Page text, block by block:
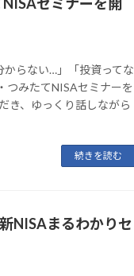
らない…」「投資ってな
つみたてNISAセミナーを
き、ゆっくり話しながら
続きを読む
まるわかりセ